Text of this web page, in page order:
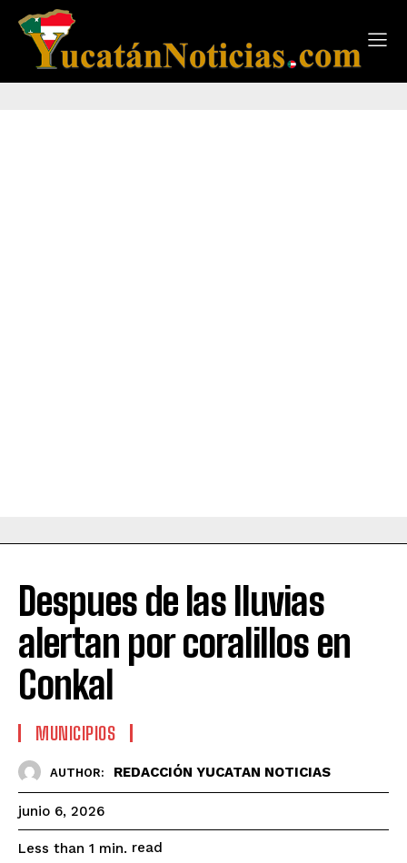
Despues de las lluvias
alertan por coralillos en
Conkal
MUNICIPIOS
AUTHOR: REDACCIÓN YUCATAN NOTICIAS
junio 6, 2026
Less than 1 min. read